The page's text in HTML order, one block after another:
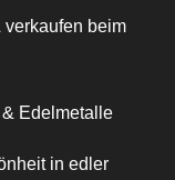
beim
Edelmetalle
in edler